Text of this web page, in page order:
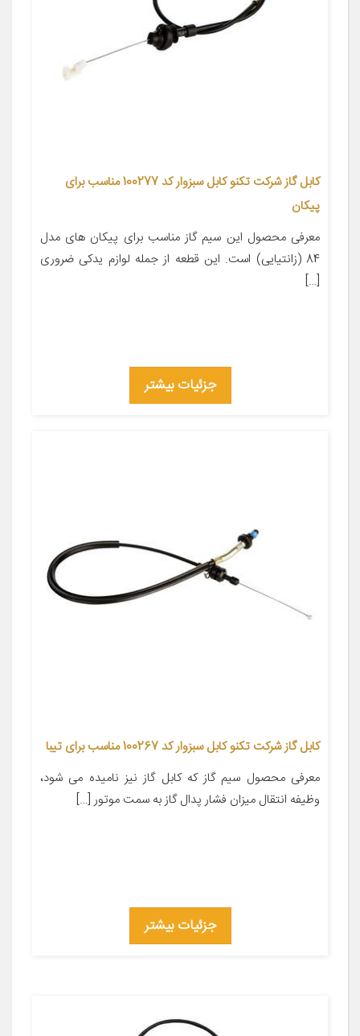
کابل گاز شرکت تکنو کابل سبزوار کد 100277 مناسب برای
پیکان
معرفی محصول این سیم گاز مناسب برای پیکان های مدل
84 (زانتیایی) است. این قطعه از جمله لوازم یدکی ضروری
[…]
جزئیات بیشتر
کابل گاز شرکت تکنو کابل سبزوار کد 100267 مناسب برای تیبا
معرفی محصول سیم گاز که کابل گاز نیز نامیده می شود،
وظیفه انتقال میزان فشار پدال گاز به سمت موتور […]
جزئیات بیشتر